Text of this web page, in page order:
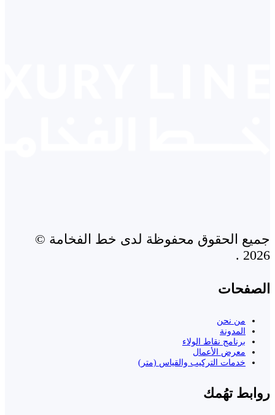
جميع الحقوق محفوظة لدى خط الفخامة ©
2026 .
الصفحات
من نحن
المدونة
برنامج نقاط الولاء
معرض الأعمال
خدمات التركيب والقياس (متر)
روابط تهُمك